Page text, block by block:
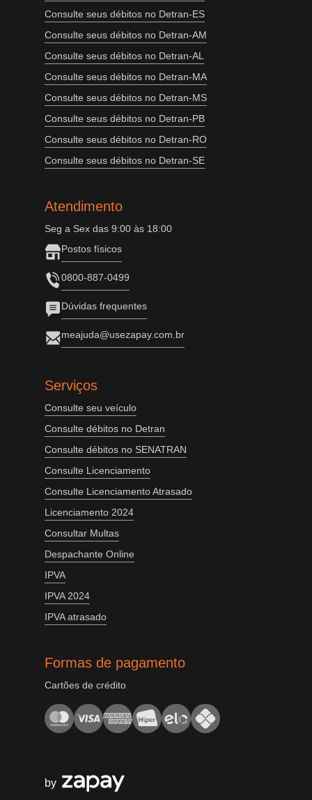
Consulte seus débitos no Detran-ES
Consulte seus débitos no Detran-AM
Consulte seus débitos no Detran-AL
Consulte seus débitos no Detran-MA
Consulte seus débitos no Detran-MS
Consulte seus débitos no Detran-PB
Consulte seus débitos no Detran-RO
Consulte seus débitos no Detran-SE
Atendimento
Seg a Sex das 9:00 às 18:00
Postos físicos
0800-887-0499
Dúvidas frequentes
meajuda@usezapay.com.br
Serviços
Consulte seu veículo
Consulte débitos no Detran
Consulte débitos no SENATRAN
Consulte Licenciamento
Consulte Licenciamento Atrasado
Licenciamento 2024
Consultar Multas
Despachante Online
IPVA
IPVA 2024
IPVA atrasado
Formas de pagamento
Cartões de crédito
by